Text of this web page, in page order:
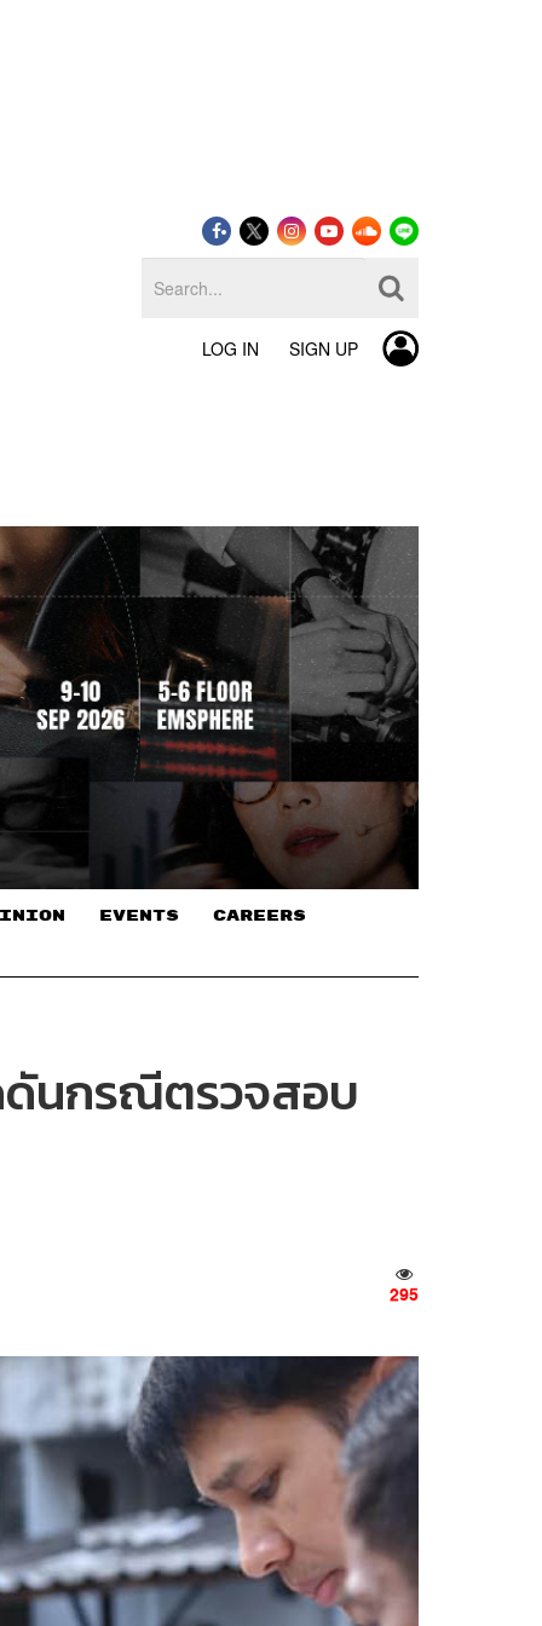
LOG IN SIGN UP
EVENTS CAREERS
ดันกรณีตรวจสอบ
295